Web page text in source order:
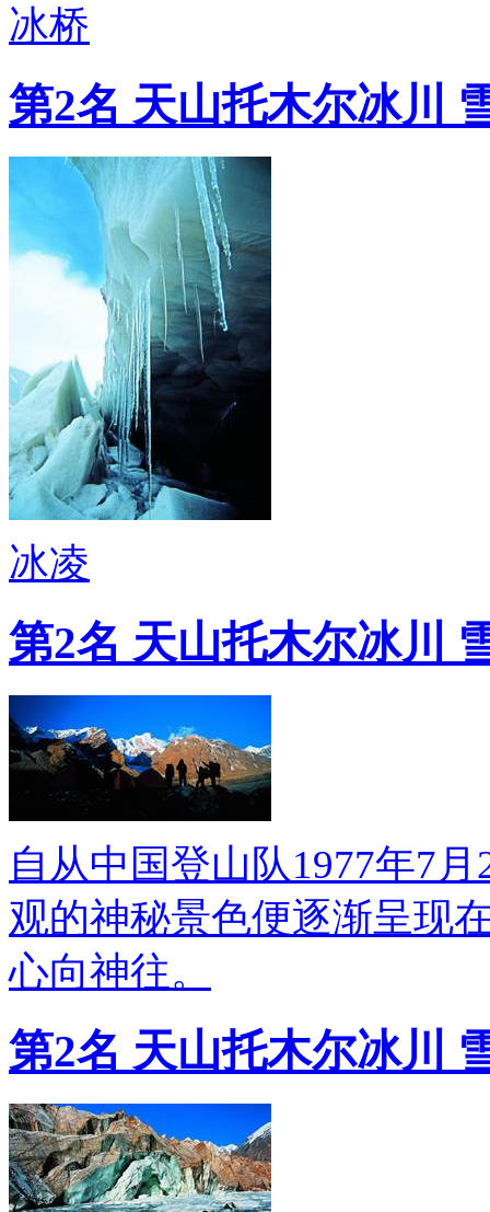
冰桥
第2名 天山托木尔冰川
冰凌
第2名 天山托木尔冰川
自从中国登山队1977年7
观的神秘景色便逐渐呈现
心向神往。
第2名 天山托木尔冰川